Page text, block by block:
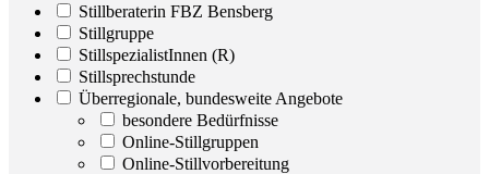
Stillberaterin FBZ Bensberg
Stillgruppe
StillspezialistInnen (R)
Stillsprechstunde
Überregionale, bundesweite Angebote
besondere Bedürfnisse
Online-Stillgruppen
Online-Stillvorbereitung